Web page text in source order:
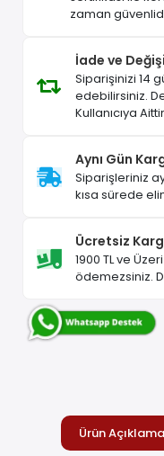
zaman
İade ve
Siparişinizi 14
edebilirsiniz.
Kullanıcıya
Aynı Gün
Siparişleriniz
kısa sürede
Ücretsiz
1900 TL ve
ödemezsiniz.
Ürün